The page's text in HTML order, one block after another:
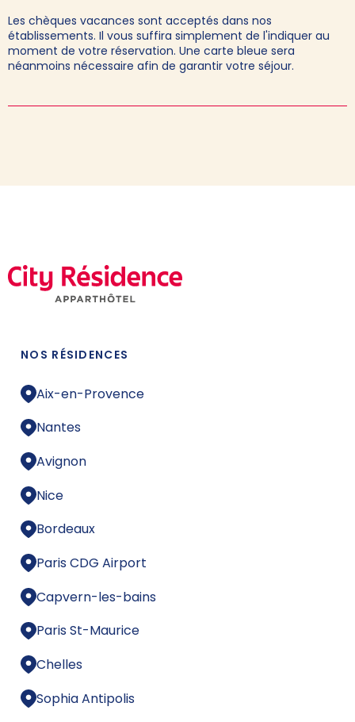
Les chèques vacances sont acceptés dans nos
établissements. Il vous suffira simplement de l'indiquer au
moment de votre réservation. Une carte bleue sera
néanmoins nécessaire afin de garantir votre séjour.
NOS RÉSIDENCES
Aix-en-Provence
Nantes
Avignon
Nice
Bordeaux
Paris CDG Airport
Capvern-les-bains
Paris St-Maurice
Chelles
Sophia Antipolis